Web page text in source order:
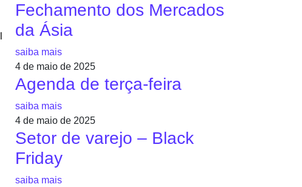
Fechamento dos Mercados
da Ásia
saiba mais
4 de maio de 2025
Agenda de terça-feira
saiba mais
4 de maio de 2025
Setor de varejo – Black
Friday
saiba mais